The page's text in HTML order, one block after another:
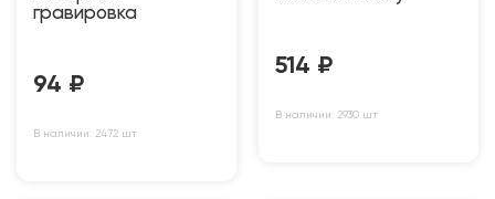
гравировка
94 ₽
В наличии: 2472 шт
514 ₽
В наличии: 2930 шт